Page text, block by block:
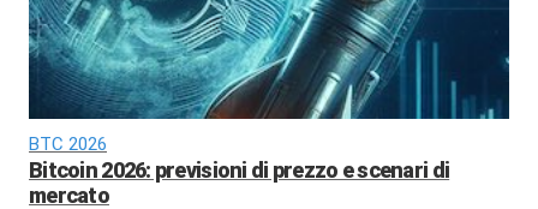
BTC 2026
Bitcoin 2026: previsioni di prezzo e scenari di
mercato